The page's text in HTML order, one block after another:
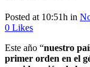
Posted at 10:51h in
0 Likes
Este año “nuestro
primer orden en el